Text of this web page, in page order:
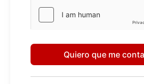
Quiero que me